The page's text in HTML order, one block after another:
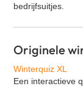
Zakelijke
GPS
Graffiti
Bingo XL
bedrijfsuitjes.
Originele
Winterquiz XL
Een interactieve